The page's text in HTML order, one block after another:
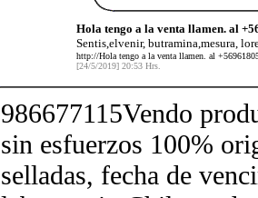
Hola tengo a la venta llamen. al
Sentis,elvenir, butramina,mesura,
http://Hola tengo a la venta llamen. al
[24/5/2019] 20:53 Hrs.
986677115Vendo
sin esfuerzos 100%
selladas, fecha de